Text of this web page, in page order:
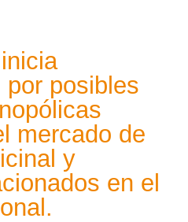
posibles
mercado de
y
en el